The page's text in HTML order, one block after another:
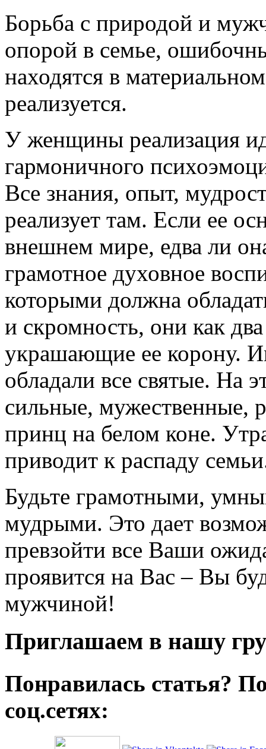
Борьба с природой и
опорой в семье,
находятся в
реализуется.
У женщины реализация
гармоничного
Все знания, опыт,
реализует там. Если ее
внешнем мире, едва ли
грамотное духовное
которыми должна
и скромность, они как
украшающие ее корону.
обладали все святые. На
сильные, мужественные,
принц на белом коне.
приводит к распаду
Будьте грамотными,
мудрыми. Это дает
превзойти все Ваши
проявится на Вас – Вы
мужчиной!
Приглашаем в нашу
Понравилась статья?
соц.сетях: